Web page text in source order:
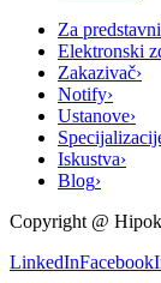
Za
Elektronski
Zakazivač›
Notify›
Ustanove›
Iskustva›
Blog›
Copyright @
LinkedInFacebook